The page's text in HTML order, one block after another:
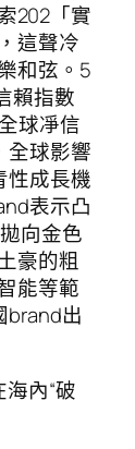
202「實
這聲冷
和弦。5
賴指數
球凈信
全球影響
性成長機
表示凸
向金色
豪的粗
能等範
brand出
內“破